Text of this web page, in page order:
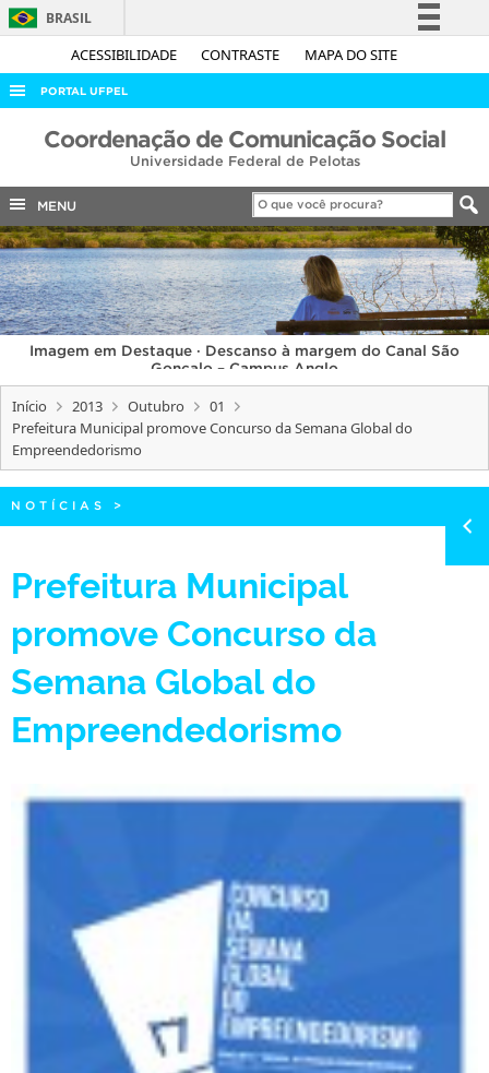
ACESSIBILIDADE CONTRASTE MAPA DO SITE
BRASIL
Simplifique!
Acesso à informação
Legislação
Canais
PORTAL UFPEL
ACESSO À INFORMAÇÃO
COBALTO
CONCURSOS
EDITAIS
INTERNACIONAL
OUVIDORIA
PORTARIAS
TELEFONES
Coordenação de Comunicação Social
Universidade Federal de Pelotas
MENU
Imagem em Destaque · Descanso à margem do Canal São
Gonçalo – Campus Anglo
Início 2013 Outubro
01
Prefeitura Municipal promove Concurso da Semana Global do
Empreendedorismo
NOTÍCIAS >
Prefeitura Municipal
promove Concurso da
Semana Global do
Empreendedorismo